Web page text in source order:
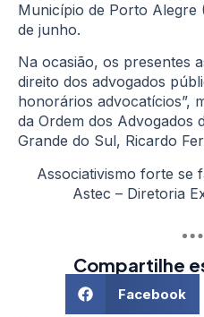
Município de Porto Alegre
de junho.
Na ocasião, os presentes
direito dos advogados
honorários advocatícios”,
da Ordem dos Advogados
Grande do Sul, Ricardo
Associativismo forte se
Astec – Diretoria
Compartilhe
Facebook